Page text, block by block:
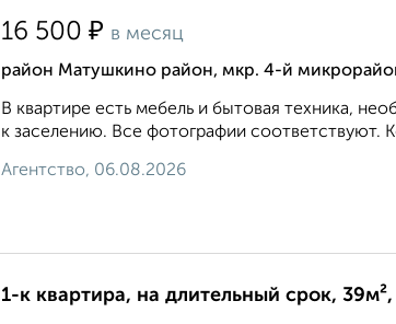
16 500 ₽ в месяц
район Матушкино район, мкр. 4-й
В квартире есть мебель и бытовая техника,
к заселению. Все фотографии соответствуют.
Агентство, 06.08.2026
1-к квартира, на длительный срок,